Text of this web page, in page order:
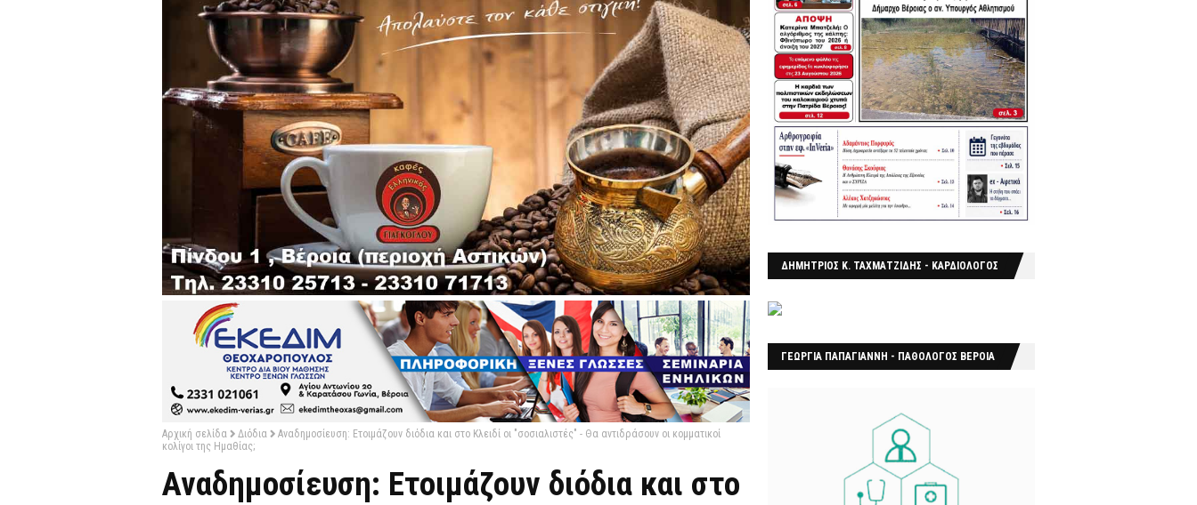
Αρχική σελίδα Διόδια
Αναδημοσίευση: Ετοιμάζουν διόδια και στο Κλειδί οι "σοσιαλιστές" - Θα αντιδράσουν οι κομματικοί
κολίγοι της Ημαθίας;
Αναδημοσίευση: Ετοιμάζουν διόδια και στο
ΔΗΜΗΤΡΙΟΣ Κ. ΤΑΧΜΑΤΖΙΔΗΣ - ΚΑΡΔΙΟΛΟΓΟΣ
ΓΕΩΡΓΙΑ ΠΑΠΑΓΙΑΝΝΗ - ΠΑΘΟΛΟΓΟΣ ΒΕΡΟΙΑ